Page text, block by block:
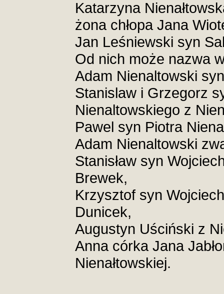
Katarzyna
żona chłopa Jana
Jan Leśniewski syn
Od nich może nazwa
Adam Nienaltowski
Stanislaw i Grzegorz
Nienaltowskiego z
Pawel syn Piotra
Adam Nienaltowski
Stanisław syn
Brewek,
Krzysztof syn
Dunicek,
Augustyn Uściński z
Anna córka Jana
Nienałtowskiej.